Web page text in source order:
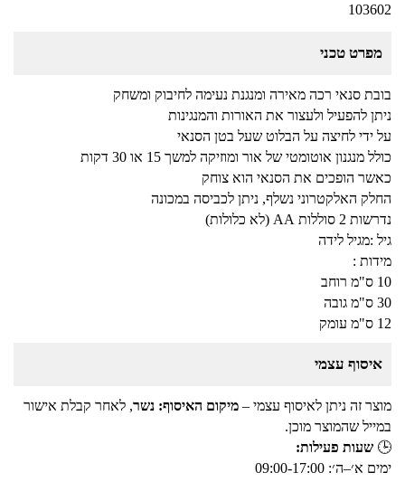
103602
מפרט טכני
בובת סנאי רכה מאירה ומנגנת נעימה לחיבוק ומשחק
ניתן להפעיל ולעצור את האורות והמנגינות
על ידי לחיצה על הבלוט שעל בטן הסנאי
כולל מנגנון אוטומטי של אור ומוזיקה למשך 15 או 30 דקות
כאשר הופכים את הסנאי הוא צוחק
החלק האלקטרוני נשלף, ניתן לכביסה במכונה
נדרשות 2 סוללות AA (לא כלולות)
גיל :מגיל לידה
מידות :
10 ס"מ רוחב
30 ס"מ גובה
12 ס"מ עומק
איסוף עצמי
מוצר זה ניתן לאיסוף עצמי – מיקום האיסוף: נשר, לאחר קבלת אישור
במייל שהמוצר מוכן.
🕒 שעות פעילות:
ימים א׳–ה׳: 09:00-17:00